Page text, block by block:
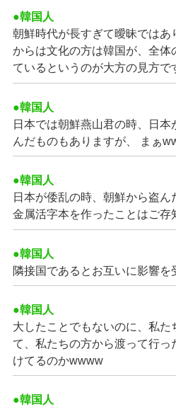
●韓国人
朝鮮時代が長すぎて曖昧ではあ
からは文化の方は韓国が、全体
ているというのが大方の見方で
●韓国人
日本では朝鮮燕山君の時、日
んだものもありますが、 まぁ
●韓国人
日本が倭乱の時、朝鮮から盗
金属活字本を作ったことはご存
●韓国人
隣接国であるとお互いに影響を
●韓国人
大したことでもないのに、私た
て、私たちの方から渡って行
けてるのかwwww
●韓国人